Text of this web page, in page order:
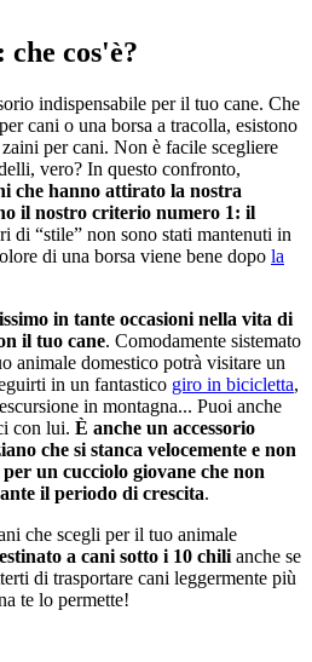
cos'è?
indispensabile per il tuo cane. Che
cani o una borsa a tracolla, esistono
per cani. Non è facile scegliere
vero? In questo confronto,
che hanno attirato la nostra
il nostro criterio numero 1: il
di “stile” non sono stati mantenuti in
di una borsa viene bene dopo la
in tante occasioni nella vita di
il tuo cane. Comodamente sistemato
animale domestico potrà visitare un
in un fantastico giro in bicicletta,
in montagna... Puoi anche
con lui. È anche un accessorio
che si stanca velocemente e non
per un cucciolo giovane che non
il periodo di crescita.
che scegli per il tuo animale
a cani sotto i 10 chili anche se
di trasportare cani leggermente più
te lo permette!